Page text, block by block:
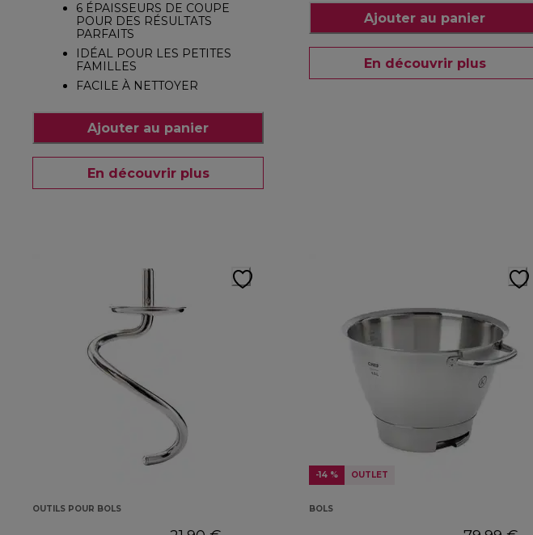
6 ÉPAISSEURS DE COUPE
POUR DES RÉSULTATS
PARFAITS
IDÉAL POUR LES PETITES
FAMILLES
FACILE À NETTOYER
Ajouter au panier
En découvrir plus
Ajouter au panier
En découvrir plus
OUTILS POUR BOLS
-14 % OUTLET
BOLS